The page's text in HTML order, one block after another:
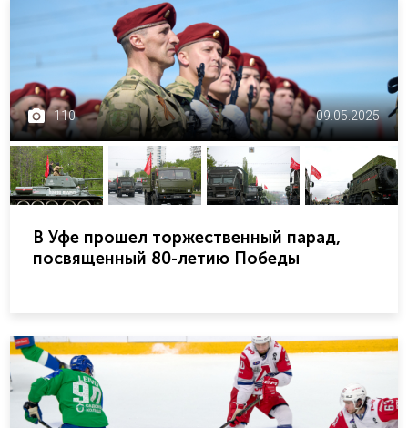
110 09.05.2025
В Уфе прошел торжественный парад,
посвященный 80-летию Победы